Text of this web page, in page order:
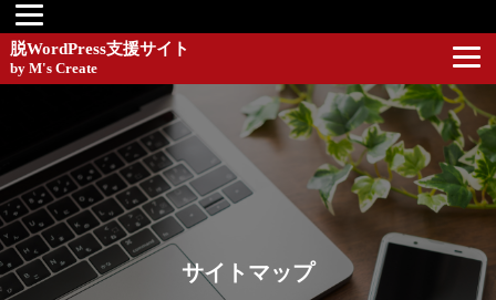
脱WordPress支援サイト
by M's Create
サイトマップ